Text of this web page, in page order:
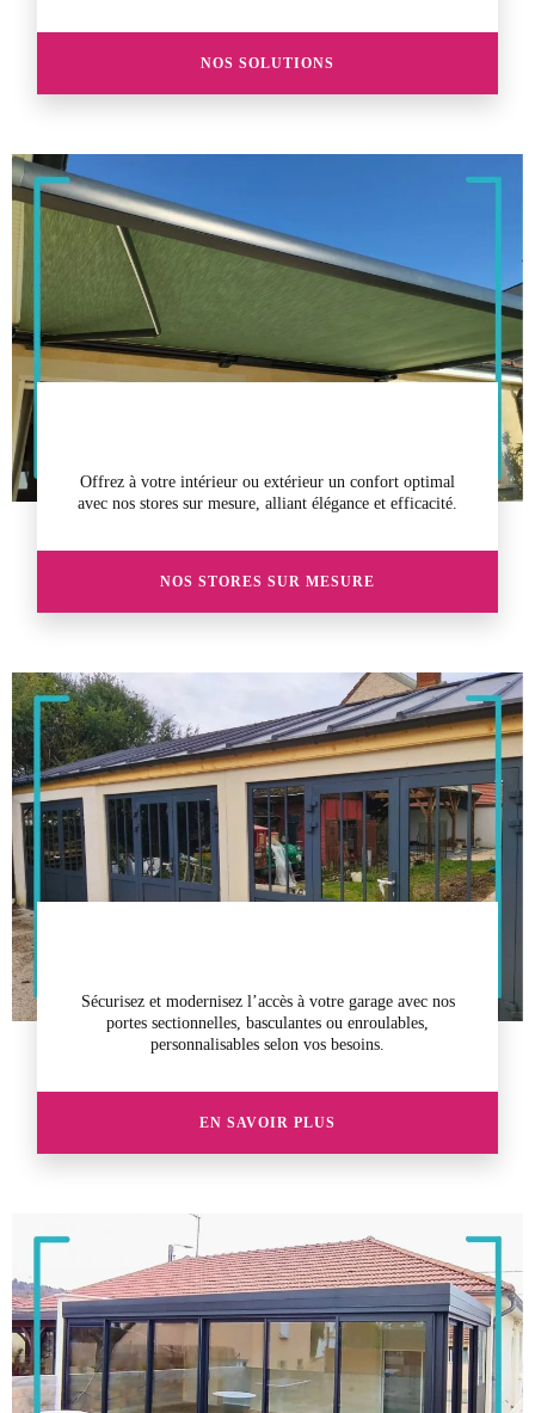
NOS SOLUTIONS
Offrez à votre intérieur ou extérieur un confort optimal
avec nos stores sur mesure, alliant élégance et efficacité.
NOS STORES SUR MESURE
Sécurisez et modernisez l’accès à votre garage avec nos
portes sectionnelles, basculantes ou enroulables,
personnalisables selon vos besoins.
EN SAVOIR PLUS